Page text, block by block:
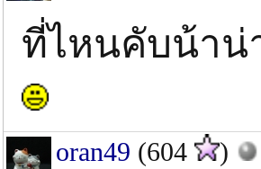
ที่ไหนคับน้าน่
oran49 (604 )